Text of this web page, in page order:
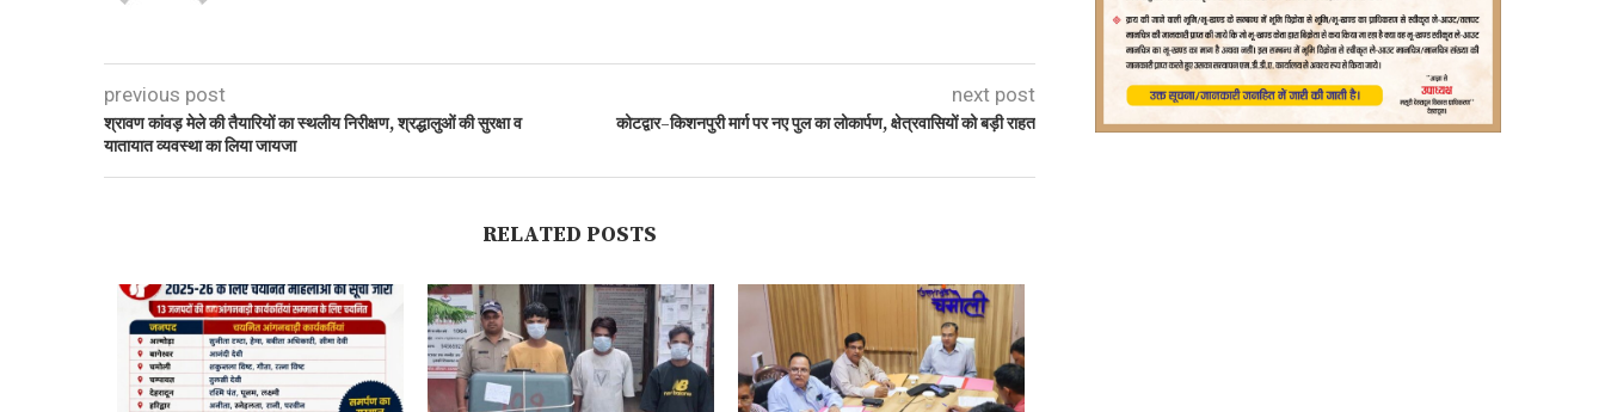
previous post
श्रावण कांवड़ मेले की तैयारियों का स्थलीय निरीक्षण, श्रद्धालुओं की सुरक्षा व
यातायात व्यवस्था का लिया जायजा
next post
कोटद्वार–किशनपुरी मार्ग पर नए पुल का लोकार्पण, क्षेत्रवासियों को बड़ी राहत
RELATED POSTS